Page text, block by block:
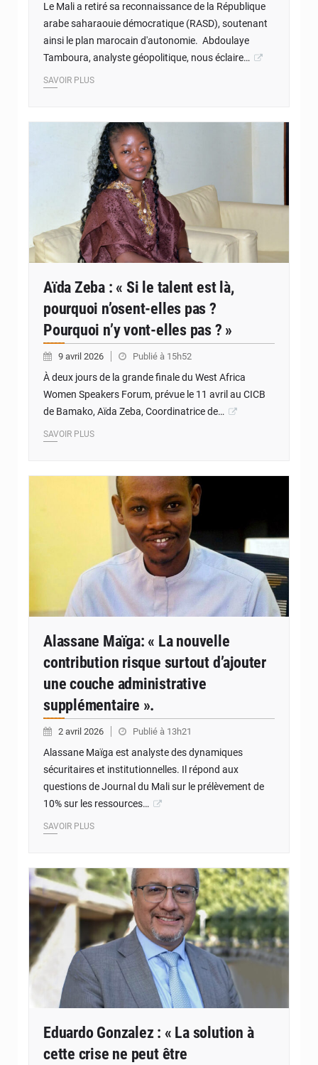
Le Mali a retiré sa reconnaissance de la République
arabe saharaouie démocratique (RASD), soutenant
ainsi le plan marocain d'autonomie. Abdoulaye
Tamboura, analyste géopolitique, nous éclaire…
SAVOIR PLUS
Aïda Zeba : « Si le talent est là,
pourquoi n’osent-elles pas ?
Pourquoi n’y vont-elles pas ? »
9 avril 2026 Publié à 15h52
À deux jours de la grande finale du West Africa
Women Speakers Forum, prévue le 11 avril au CICB
de Bamako, Aïda Zeba, Coordinatrice de…
SAVOIR PLUS
Alassane Maïga: « La nouvelle
contribution risque surtout d’ajouter
une couche administrative
supplémentaire ».
2 avril 2026 Publié à 13h21
Alassane Maïga est analyste des dynamiques
sécuritaires et institutionnelles. Il répond aux
questions de Journal du Mali sur le prélèvement de
10% sur les ressources…
SAVOIR PLUS
© Internet
Eduardo Gonzalez : « La solution à
cette crise ne peut être